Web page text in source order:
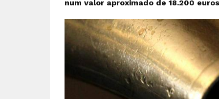
num valor aproximado de 18.200